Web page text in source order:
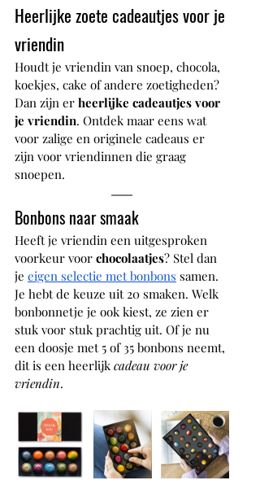
Heerlijke zoete cadeautjes voor je
vriendin
Houdt je vriendin van snoep, chocola,
koekjes, cake of andere zoetigheden?
Dan zijn er heerlijke cadeautjes voor
je vriendin. Ontdek maar eens wat
voor zalige en originele cadeaus er
zijn voor vriendinnen die graag
snoepen.
Bonbons naar smaak
Heeft je vriendin een uitgesproken
voorkeur voor chocolaatjes? Stel dan
je eigen selectie met bonbons samen.
Je hebt de keuze uit 20 smaken. Welk
bonbonnetje je ook kiest, ze zien er
stuk voor stuk prachtig uit. Of je nu
een doosje met 5 of 35 bonbons neemt,
dit is een heerlijk cadeau voor je
vriendin.